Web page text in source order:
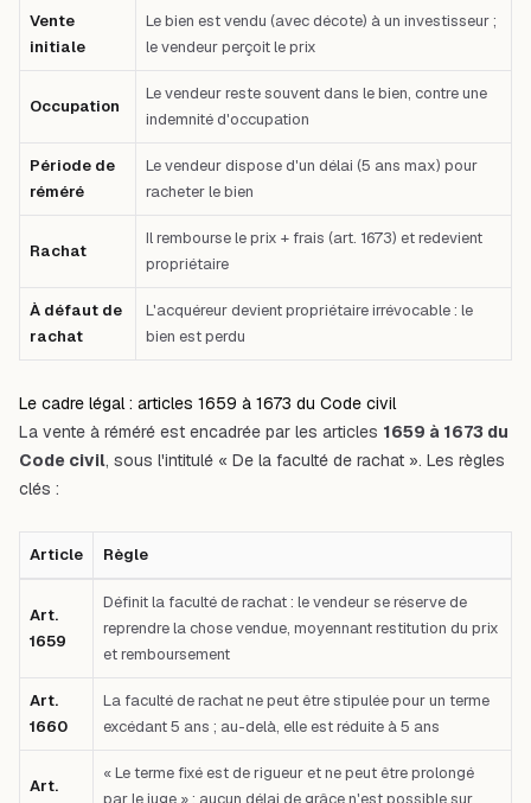
Vente
initiale
Le bien est vendu (avec décote) à un investisseur ;
le vendeur perçoit le prix
Occupation
Le vendeur reste souvent dans le bien, contre une
indemnité d'occupation
Période de
réméré
Le vendeur dispose d'un délai (5 ans max) pour
racheter le bien
Rachat
Il rembourse le prix + frais (art. 1673) et redevient
propriétaire
À défaut de
rachat
L'acquéreur devient propriétaire irrévocable : le
bien est perdu
Le cadre légal : articles 1659 à 1673 du Code civil
La vente à réméré est encadrée par les articles 1659 à 1673 du
Code civil, sous l'intitulé « De la faculté de rachat ». Les règles
clés :
Article Règle
Art.
1659
Définit la faculté de rachat : le vendeur se réserve de
reprendre la chose vendue, moyennant restitution du prix
et remboursement
Art.
1660
La faculté de rachat ne peut être stipulée pour un terme
excédant 5 ans ; au-delà, elle est réduite à 5 ans
Art.
« Le terme fixé est de rigueur et ne peut être prolongé
par le juge » : aucun délai de grâce n'est possible sur